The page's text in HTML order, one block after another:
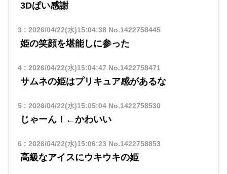
3Dぱい感謝
3 : 2026/04/22(水)15:04:38No.1422758445
姫の笑顔を堪能しに参った
4: 2026/04/22(水)15:04:47 No.1422758471
サムネの姫はプリキュア感があるな
5: 2026/04/22(水)15:05:04No.1422758530
じゃーん！←かわいい
6 : 2026/04/22(水)15:06:23 No.1422758853
高級なアイスにウキウキの姫